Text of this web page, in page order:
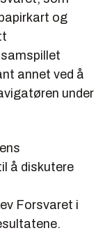
og
annet ved å
under
å diskutere
Forsvaret i